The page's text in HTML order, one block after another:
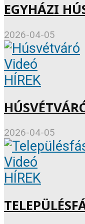
EGYHÁZI
2026-04-05
Videó
HÍREK
2026-04-05
Videó
HÍREK